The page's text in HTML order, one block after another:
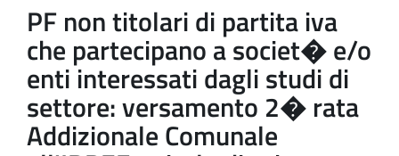
PF non titolari di partita iva
che partecipano a societ� e/o
enti interessati dagli studi di
settore: versamento 2� rata
Addizionale Comunale